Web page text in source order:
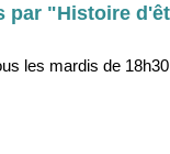
par "Histoire
les mardis de